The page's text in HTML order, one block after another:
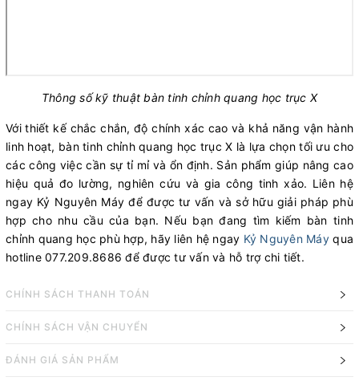
Thông số kỹ thuật bàn tinh chỉnh quang học trục X
Với thiết kế chắc chắn, độ chính xác cao và khả năng vận hành
linh hoạt, bàn tinh chỉnh quang học trục X là lựa chọn tối ưu cho
các công việc cần sự tỉ mỉ và ổn định. Sản phẩm giúp nâng cao
hiệu quả đo lường, nghiên cứu và gia công tinh xảo. Liên hệ
ngay Kỷ Nguyên Máy để được tư vấn và sở hữu giải pháp phù
hợp cho nhu cầu của bạn. Nếu bạn đang tìm kiếm bàn tinh
chỉnh quang học phù hợp, hãy liên hệ ngay Kỷ Nguyên Máyqua
hotline 077.209.8686 để được tư vấn và hỗ trợ chi tiết.
CHÍNH SÁCH THANH TOÁN
CHÍNH SÁCH VẬN CHUYỂN
ĐÁNH GIÁ SẢN PHẨM